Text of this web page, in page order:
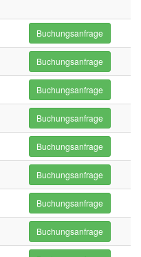
Buchungsanfrage
Buchungsanfrage
Buchungsanfrage
Buchungsanfrage
Buchungsanfrage
Buchungsanfrage
Buchungsanfrage
Buchungsanfrage